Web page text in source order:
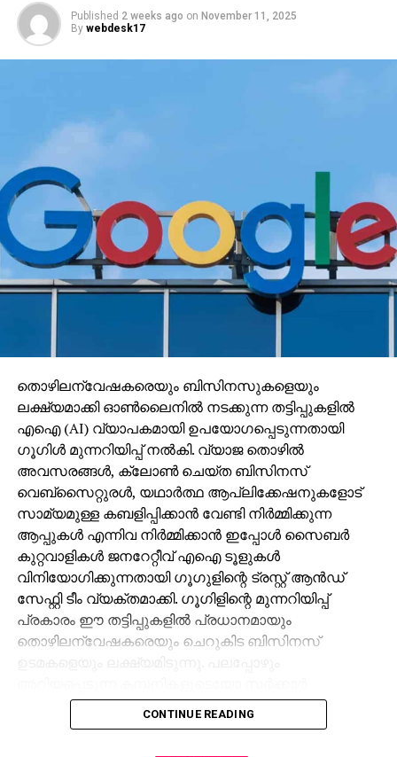
Published 2 weeks ago on November 11, 2025
By webdesk17
തൊഴിലന്വേഷകരെയും ബിസിനസുകളെയും
ലക്ഷ്യമാക്കി ഓണ്‍ലൈനില്‍ നടക്കുന്ന തട്ടിപ്പുകളില്‍
എഐ (AI) വ്യാപകമായി ഉപയോഗപ്പെടുന്നതായി
ഗൂഗിള്‍ മുന്നറിയിപ്പ് നല്‍കി. വ്യാജ തൊഴില്‍
അവസരങ്ങള്‍, ക്ലോണ്‍ ചെയ്ത ബിസിനസ്
വെബ്‌സൈറ്റുരള്‍, യഥാര്‍ത്ഥ ആപ്ലിക്കേഷനുകളോട്
സാമ്യമുള്ള കബളിപ്പിക്കാന്‍ വേണ്ടി നിര്‍മ്മിക്കുന്ന
ആപ്പുകള്‍ എന്നിവ നിര്‍മ്മിക്കാന്‍ ഇപ്പോള്‍ സൈബര്‍
കുറ്റവാളികള്‍ ജനറേറ്റീവ് എഐ ടൂളുകള്‍
വിനിയോഗിക്കുന്നതായി ഗൂഗുളിന്റെ ട്രസ്റ്റ് ആന്‍ഡ്
സേഫ്റ്റി ടീം വ്യക്തമാക്കി. ഗൂഗിളിന്റെ മുന്നറിയിപ്പ്
പ്രകാരം ഈ തട്ടിപ്പുകളില്‍ പ്രധാനമായും
തൊഴിലന്വേഷകരെയും ചെറുകിട ബിസിനസ്
ഏജന്‍സികളുടെയോ പേരില്‍ വ്യാജ ജോലി
ലിസ്റ്റിംഗുകള്‍ സൃഷ്ടിക്കപ്പെടുന്നു. ഇരകളോട്
CONTINUE READING